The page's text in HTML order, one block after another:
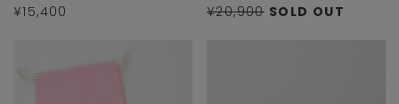
¥15,400 ¥20,900 SOLD OUT